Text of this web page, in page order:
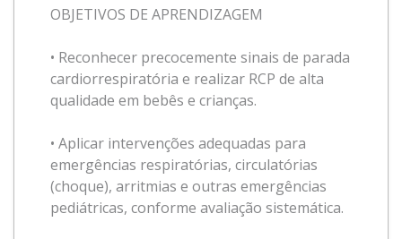
OBJETIVOS DE APRENDIZAGEM
• Reconhecer precocemente sinais de parada
cardiorrespiratória e realizar RCP de alta
qualidade em bebês e crianças.
• Aplicar intervenções adequadas para
emergências respiratórias, circulatórias
(choque), arritmias e outras emergências
pediátricas, conforme avaliação sistemática.